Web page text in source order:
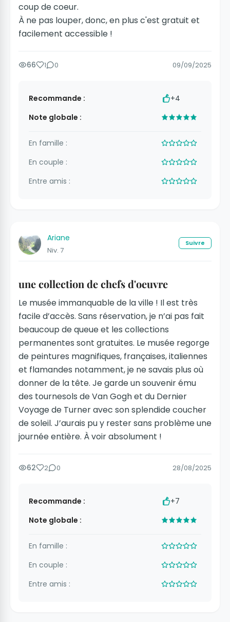
coup de coeur.
À ne pas louper, donc, en plus c'est gratuit et
facilement accessible !
66 1 0 09/09/2025
Recommande :
+4
Note globale :
En famille :
En couple :
Entre amis :
Ariane
Niv. 7
Suivre
une collection de chefs d'oeuvre
Le musée immanquable de la ville ! Il est très
facile d’accès. Sans réservation, je n’ai pas fait
beaucoup de queue et les collections
permanentes sont gratuites. Le musée regorge
de peintures magnifiques, françaises, italiennes
et flamandes notamment, je ne savais plus où
donner de la tête. Je garde un souvenir ému
des tournesols de Van Gogh et du Dernier
Voyage de Turner avec son splendide coucher
de soleil. J’aurais pu y rester sans problème une
journée entière. À voir absolument !
62 2 0 28/08/2025
Recommande :
+7
Note globale :
En famille :
En couple :
Entre amis :